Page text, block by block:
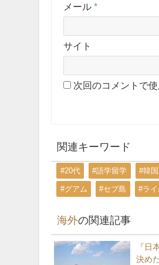
メール*
サイト
次回のコメントで
関連キーワード
#20代 #語学留学 #韓国
#グアム #セブ島 #ライ
海外の関連記事
『日
決め